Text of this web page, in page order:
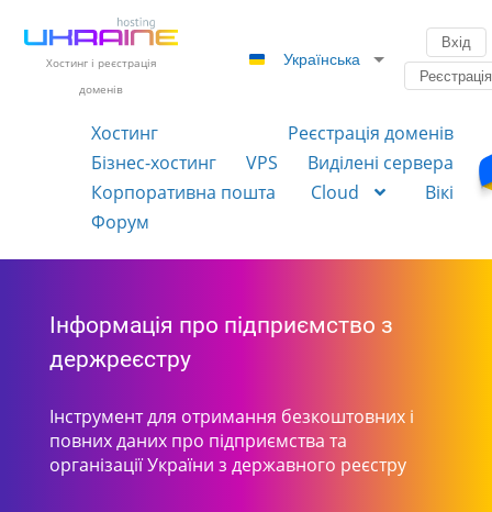
Хостинг і реєстрація
доменів
Українська
Вхід
Реєстрація
Хостинг
Реєстрація доменів
Бізнес-хостинг
VPS
Виділені сервера
Корпоративна пошта
Cloud
Вікі
Форум
Інформація про підприємство з
держреєстру
Інструмент для отримання безкоштовних і
повних даних про підприємства та
організації України з державного реєстру